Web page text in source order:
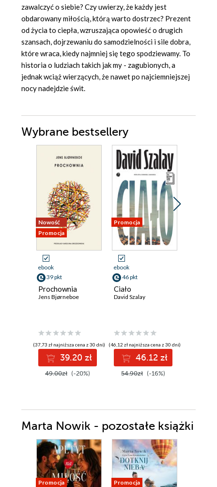
zawalczyć o siebie? Czy uwierzy, że każdy jest
obdarowany miłością, którą warto dostrzec? Prezent
od życia to ciepła, wzruszająca opowieść o drugich
szansach, dojrzewaniu do samodzielności i sile dobra,
które wraca, kiedy najmniej się tego spodziewamy. To
historia o ludziach takich jak my - zagubionych, a
jednak wciąż wierzących, że nawet po najciemniejszej
nocy nadejdzie świt.
Wybrane bestsellery
Nowość
Promocja
ebook
39 pkt
Prochownia
Jens Bjørneboe
(37,73 zł najniższa cena z 30 dni)
39.20 zł
49.00zł (-20%)
Promocja
ebook
46 pkt
Ciało
David Szalay
(46,12 zł najniższa cena z 30 dni)
46.12 zł
54.90zł (-16%)
Marta Nowik - pozostałe książki
Promocja Promocja